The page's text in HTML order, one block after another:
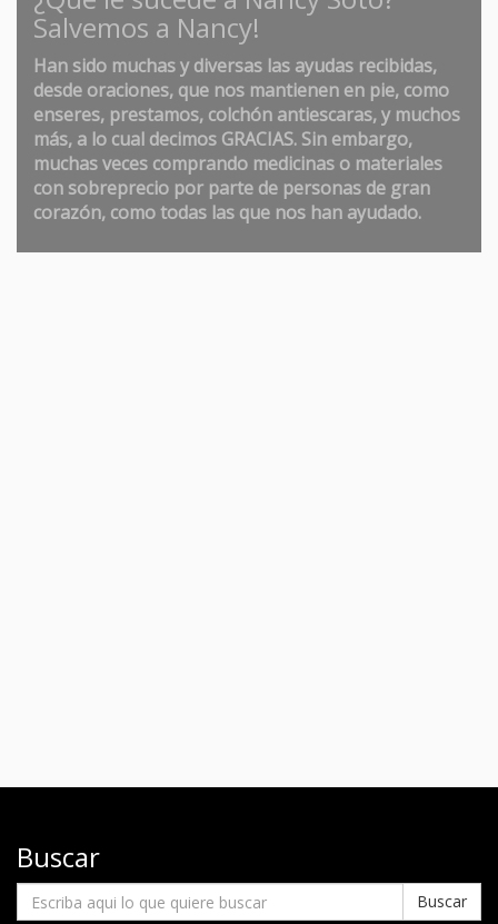
Salvemos a Nancy!
Han sido muchas y diversas las ayudas recibidas,
desde oraciones, que nos mantienen en pie, como
enseres, prestamos, colchón antiescaras, y muchos
más, a lo cual decimos GRACIAS. Sin embargo,
muchas veces comprando medicinas o materiales
con sobreprecio por parte de personas de gran
corazón, como todas las que nos han ayudado.
Buscar
Buscar